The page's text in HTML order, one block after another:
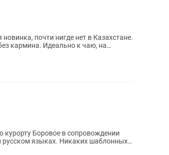
кармина. Идеально к чаю, на
курорту Боровое в сопровождении
русском языках. Никаких шаблонных